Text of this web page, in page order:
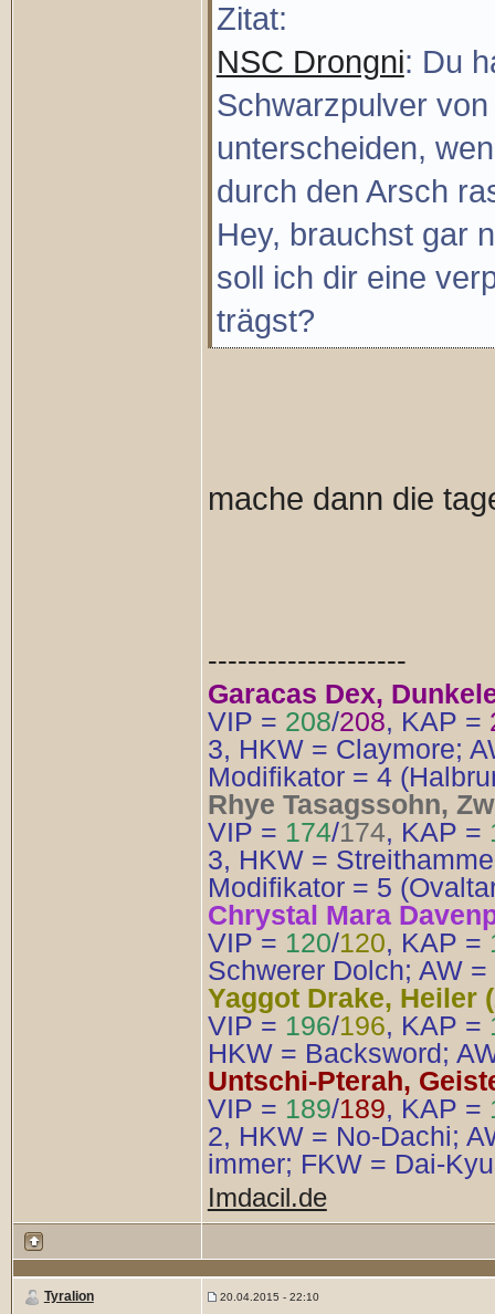
Zitat:
NSC Drongni: Du
Schwarzpulver
unterscheiden,
durch den Arsch
Hey, brauchst gar
soll ich dir eine
trägst?
mache dann die
--------------------
Garacas Dex,
VIP = 208/208, KAP =
3, HKW = Claymore;
Modifikator = 4
Rhye Tasagssohn,
VIP = 174/174, KAP =
3, HKW =
Modifikator = 5
Chrystal Mara
VIP = 120/120, KAP =
Schwerer Dolch; AW
Yaggot Drake, Heiler
VIP = 196/196, KAP =
HKW = Backsword;
Untschi-Pterah,
VIP = 189/189, KAP =
2, HKW = No-Dachi;
immer; FKW = Dai-
Imdacil.de
Tyralion 20.04.2015 - 22:10